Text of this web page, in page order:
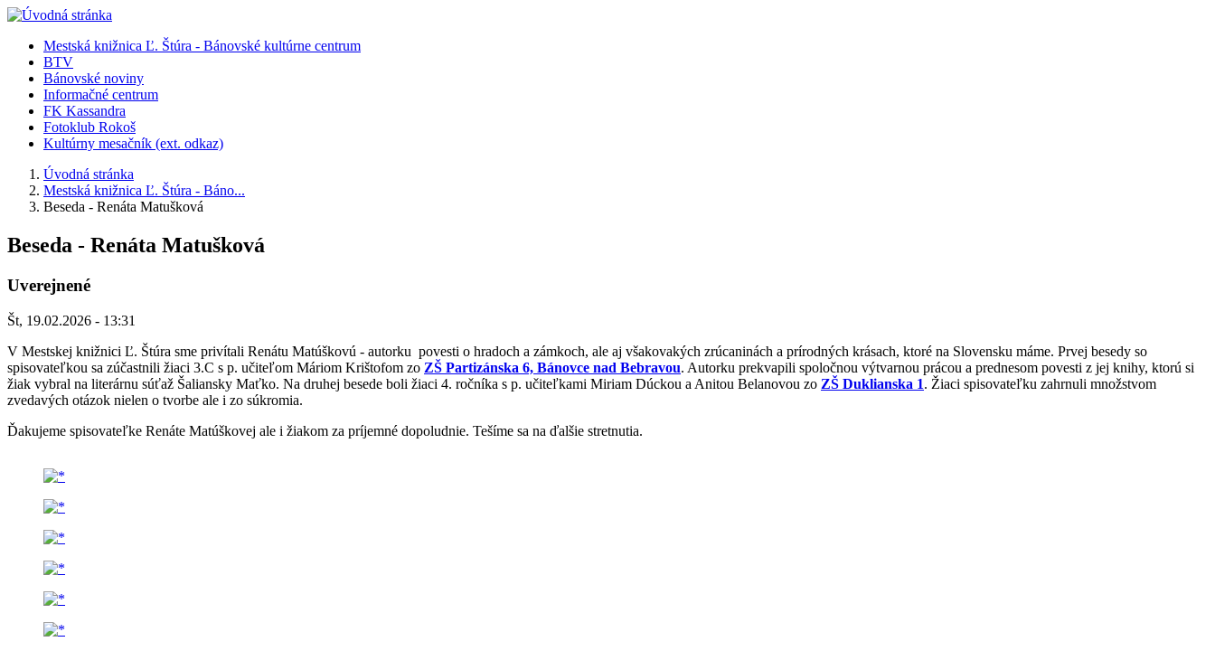
Skočiť
hlavný
obsah
Menu
vľavo
organizácie
Mestská knižnica Ľ. Štúra - Bánovské kultúrne centrum
BTV
Bánovské noviny
Informačné centrum
FK Kassandra
Fotoklub Rokoš
Kultúrny mesačník (ext. odkaz)
Breadcrumbs
You
are
Úvodná stránka
Mestská knižnica Ľ. Štúra - Báno...
Beseda - Renáta Matušková
Beseda - Renáta Matušková
Uverejnené
Št, 19.02.2026 - 13:31
V Mestskej knižnici Ľ. Štúra sme privítali Renátu Matúškovú - autorku povesti o hradoch a zámkoch, ale aj všakovakých zrúcaninách a prírodných krásach, ktoré na Slovensku máme. Prvej besedy so
spisovateľkou sa zúčastnili žiaci 3.C s p. učiteľom Máriom Krištofom zo ZŠ Partizánska 6, Bánovce nad Bebravou. Autorku prekvapili spoločnou výtvarnou prácou a prednesom povesti z jej knihy, ktorú si
žiak vybral na literárnu súťaž Šaliansky Maťko. Na druhej besede boli žiaci 4. ročníka s p. učiteľkami Miriam Dúckou a Anitou Belanovou zo ZŠ Duklianska 1. Žiaci spisovateľku zahrnuli množstvom
zvedavých otázok nielen o tvorbe ale i zo súkromia.
Ďakujeme spisovateľke Renáte Matúškovej ale i žiakom za príjemné dopoludnie. Tešíme sa na ďalšie stretnutia.